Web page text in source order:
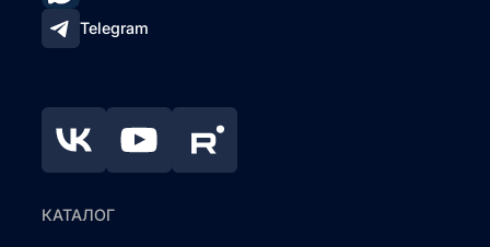
Telegram
КАТАЛОГ